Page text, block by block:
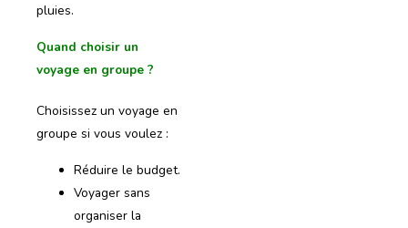
pluies.
Quand choisir un
voyage en groupe ?
Choisissez un voyage en
groupe si vous voulez :
Réduire le budget.
Voyager sans
organiser la